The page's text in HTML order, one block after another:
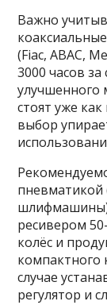
Важно
(Fiac, ABAC,
3000 часов
улучшенного
стоят уже
выбор
пневматикой
шлифмашины)
ресивером
колёс и
компактного
случае
регулятор и